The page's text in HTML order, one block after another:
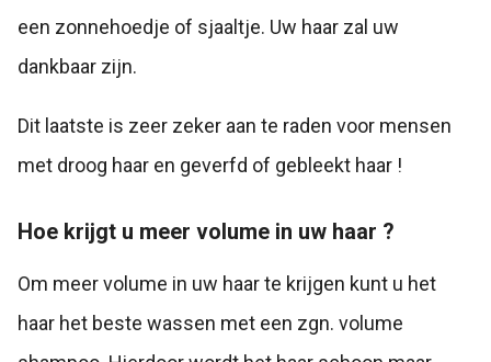
een zonnehoedje of sjaaltje. Uw haar zal uw
dankbaar zijn.
Dit laatste is zeer zeker aan te raden voor mensen
met droog haar en geverfd of gebleekt haar !
Hoe krijgt u meer volume in uw haar ?
Om meer volume in uw haar te krijgen kunt u het
haar het beste wassen met een zgn. volume